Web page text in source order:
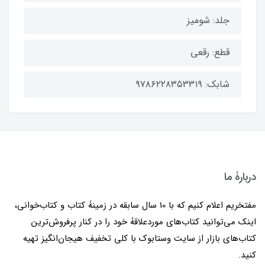
جلد: شومیز
قطع: رقعی
شابک: ۹۷۸۶۲۲۸۳۵۳۳۱۹
دربارۀ ما
مفتخریم اعلام کنیم که با 10 سال سابقه در زمینۀ کتاب و کتاب‌خوانی،
اینک می‌توانید کتاب‌های موردعلاقۀ خود را در کنار پرفروش‌ترین
کتاب‌های بازار از سایت وستابوک با کلی تخفیف هیجان‌انگیز تهیه
کنید.